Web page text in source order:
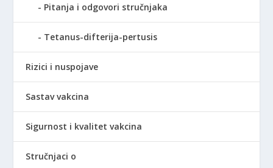
Pitanja i odgovori stručnjaka
Tetanus-difterija-pertusis
Rizici i nuspojave
Sastav vakcina
Sigurnost i kvalitet vakcina
Stručnjaci o